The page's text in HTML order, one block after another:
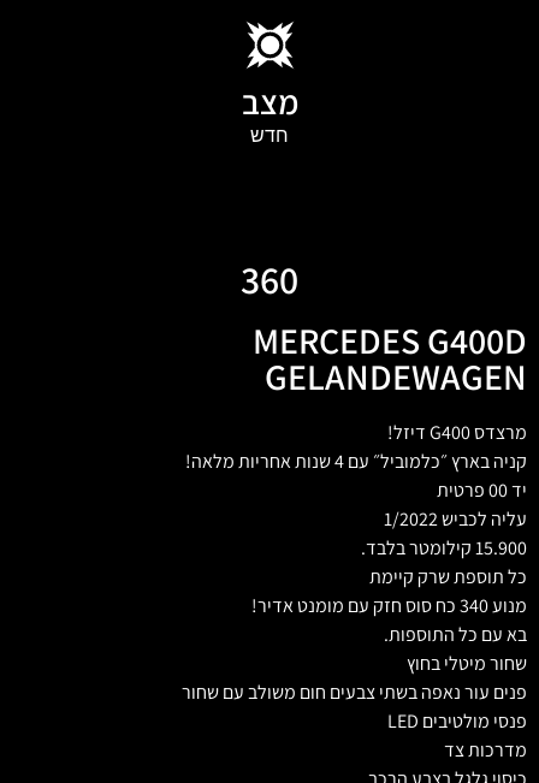
מצב
חדש
360
MERCEDES G400D
GELANDEWAGEN
מרצדס G400 דיזל!
קניה בארץ ״כלמוביל״ עם 4 שנות אחריות מלאה!
יד 00 פרטית
עליה לכביש 1/2022
15.900 קילומטר בלבד.
כל תוספת שרק קיימת
מנוע 340 כח סוס חזק עם מומנט אדיר!
בא עם כל התוספות.
שחור מיטלי בחוץ
פנים עור נאפה בשתי צבעים חום משולב עם שחור
פנסי מולטיבים LED
מדרכות צד